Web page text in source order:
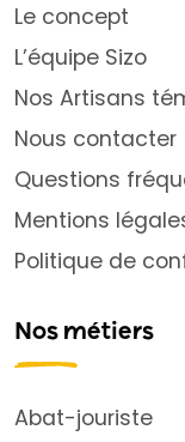
Le concept
L’équipe Sizo
Nos Artisans
Nous contacter
Questions
Mentions
Politique de
Nos métiers
Abat-jouriste